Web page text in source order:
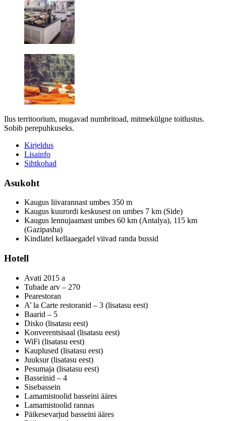
Ilus territoorium, mugavad numbritoad, mitmekülgne toitlustus.
Sobib perepuhkuseks.
Kirjeldus
Lisainfo
Sihtkohad
Asukoht
Kaugus liivarannast umbes 350 m
Kaugus kuurordi keskusest on umbes 7 km (Side)
Kaugus lennujaamast umbes 60 km (Antalya), 115 km
(Gazipasha)
Kindlatel kellaaegadel viivad randa bussid
Hotell
Avati 2015 a
Tubade arv – 270
Pearestoran
A’ la Carte restoranid – 3 (lisatasu eest)
Baarid – 5
Disko (lisatasu eest)
Konverentsisaal (lisatasu eest)
WiFi (lisatasu eest)
Kauplused (lisatasu eest)
Juuksur (lisatasu eest)
Pesumaja (lisatasu eest)
Basseinid – 4
Sisebassein
Lamamistoolid basseini ääres
Lamamistoolid rannas
Päikesevarjud basseini ääres